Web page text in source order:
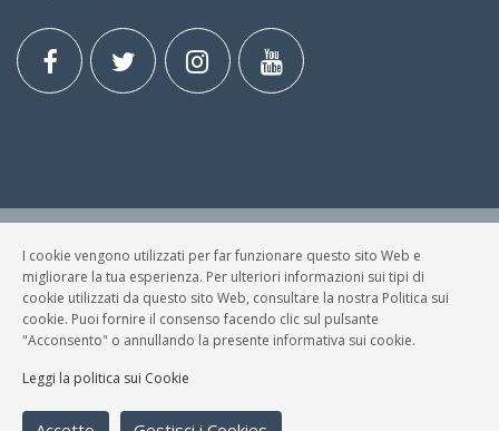
© FESTA DELLA MUSICA BRESCIA Tutti i Diritti Riservati.
Privacy Policy
| Cookies
P. Iva e C.F.: 03699200980
I cookie vengono utilizzati per far funzionare questo sito Web e
migliorare la tua esperienza. Per ulteriori informazioni sui tipi di
cookie utilizzati da questo sito Web, consultare la nostra Politica sui
cookie. Puoi fornire il consenso facendo clic sul pulsante
"Acconsento" o annullando la presente informativa sui cookie.
Leggi la politica sui Cookie